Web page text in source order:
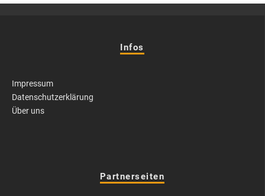
Infos
Impressum
Datenschutzerklärung
Über uns
Partnerseiten